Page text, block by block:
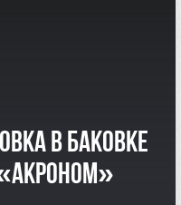
В БАКОВКЕ